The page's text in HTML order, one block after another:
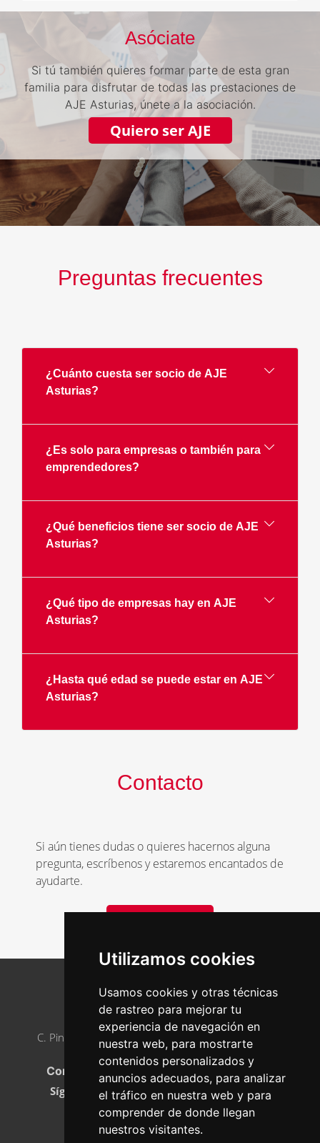
Utilizamos cookies
Usamos cookies y otras técnicas
de rastreo para mejorar tu
experiencia de navegación en
nuestra web, para mostrarte
contenidos personalizados y
anuncios adecuados, para analizar
el tráfico en nuestra web y para
comprender de donde llegan
nuestros visitantes.
Asóciate
Si tú también quieres formar parte de esta gran
familia para disfrutar de todas las prestaciones de
AJE Asturias, únete a la asociación.
Quiero ser AJE
Preguntas frecuentes
¿Cuánto cuesta ser socio de AJE
Asturias?
¿Es solo para empresas o también para
emprendedores?
¿Qué beneficios tiene ser socio de AJE
Asturias?
¿Qué tipo de empresas hay en AJE
Asturias?
¿Hasta qué edad se puede estar en AJE
Asturias?
Contacto
Si aún tienes dudas o quieres hacernos alguna
pregunta, escríbenos y estaremos encantados de
ayudarte.
Contacto
AJE ASTURIAS
C. Pintor Luis Fernández, 2, 33005 Oviedo, Asturias
Teléfono :
985 23 21 05
Correo electrónico:
info@ajeasturias.com
Síguenos en